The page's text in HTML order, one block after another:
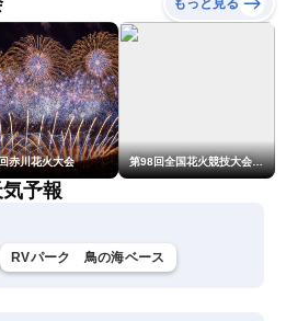
もっと見る
赤川花火大会 第98回全国花火競技大会「大曲の花火」
予報
RVパーク 鳥の海ベース